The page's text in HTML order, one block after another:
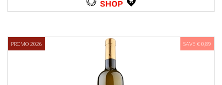
PROMO 2026 SAVE € 0,89